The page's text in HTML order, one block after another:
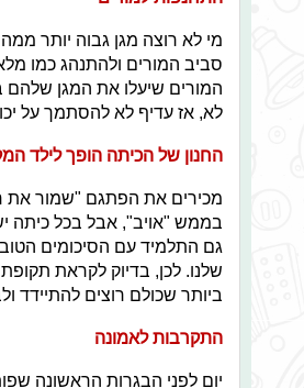
מי לא רוצה מגן גבוה יותר
סביב המורים ולהתנהג כמו
לא, אז עדיף לא להסתמך על
החנון של הכיתה הופך לילד
מכירים את הפתגם "שמור את
בממש "אויב", אבל בכל כיתה
גם התלמיד עם הסיכומים
שלנו. לכן, בדיוק לקראת
ביותר שכולם רוצים להתיידד
התקרבות לאמונה
יום לפני הבגרות הראשונה